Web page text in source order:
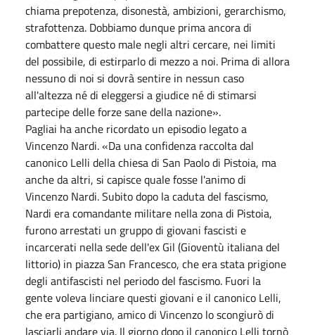
chiama prepotenza, disonestà, ambizioni, gerarchismo,
strafottenza. Dobbiamo dunque prima ancora di
combattere questo male negli altri cercare, nei limiti
del possibile, di estirparlo di mezzo a noi. Prima di allora
nessuno di noi si dovrà sentire in nessun caso
all'altezza né di eleggersi a giudice né di stimarsi
partecipe delle forze sane della nazione».
Pagliai ha anche ricordato un episodio legato a
Vincenzo Nardi. «Da una confidenza raccolta dal
canonico Lelli della chiesa di San Paolo di Pistoia, ma
anche da altri, si capisce quale fosse l'animo di
Vincenzo Nardi. Subito dopo la caduta del fascismo,
Nardi era comandante militare nella zona di Pistoia,
furono arrestati un gruppo di giovani fascisti e
incarcerati nella sede dell'ex Gil (Gioventù italiana del
littorio) in piazza San Francesco, che era stata prigione
degli antifascisti nel periodo del fascismo. Fuori la
gente voleva linciare questi giovani e il canonico Lelli,
che era partigiano, amico di Vincenzo lo scongiurò di
lasciarli andare via. Il giorno dopo il canonico Lelli tornò